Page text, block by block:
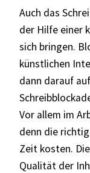
Auch das
der Hilfe einer
sich bringen.
künstlichen
dann darauf
Vor allem im
denn die
Zeit kosten.
Qualität der